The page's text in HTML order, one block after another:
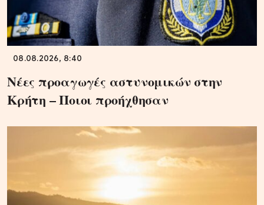
08.08.2026, 8:40
Νέες προαγωγές αστυνομικών στην
Κρήτη – Ποιοι προήχθησαν